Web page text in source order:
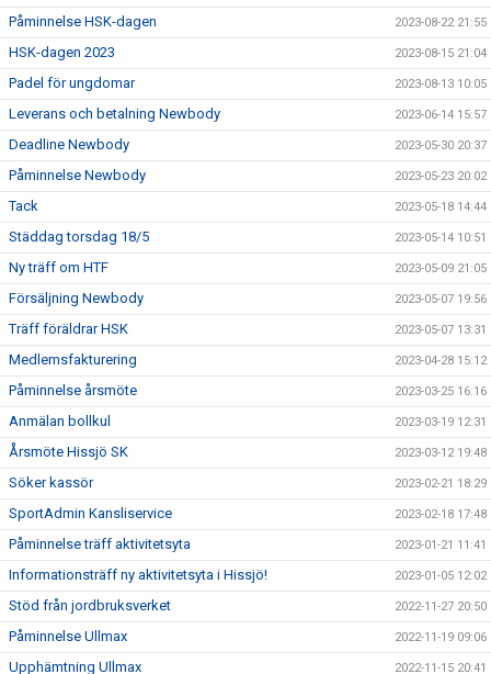
Påminnelse HSK-dagen 2023-08-22 21:55
HSK-dagen 2023 2023-08-15 21:04
Padel för ungdomar 2023-08-13 10:05
Leverans och betalning Newbody 2023-06-14 15:57
Deadline Newbody 2023-05-30 20:37
Påminnelse Newbody 2023-05-23 20:02
Tack 2023-05-18 14:44
Städdag torsdag 18/5 2023-05-14 10:51
Ny träff om HTF 2023-05-09 21:05
Försäljning Newbody 2023-05-07 19:56
Träff föräldrar HSK 2023-05-07 13:31
Medlemsfakturering 2023-04-28 15:12
Påminnelse årsmöte 2023-03-25 16:16
Anmälan bollkul 2023-03-19 12:31
Årsmöte Hissjö SK 2023-03-12 19:48
Söker kassör 2023-02-21 18:29
SportAdmin Kansliservice 2023-02-18 17:48
Påminnelse träff aktivitetsyta 2023-01-21 11:41
Informationsträff ny aktivitetsyta i Hissjö! 2023-01-05 12:02
Stöd från jordbruksverket 2022-11-27 20:50
Påminnelse Ullmax 2022-11-19 09:06
Upphämtning Ullmax 2022-11-15 20:41